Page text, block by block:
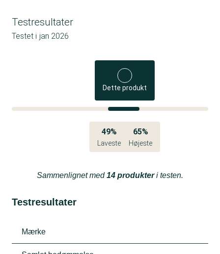
Testresultater
Testet i jan 2026
Dette produkt
49%
Laveste
65%
Højeste
Sammenlignet med14 produkteri testen.
Testresultater
Mærke